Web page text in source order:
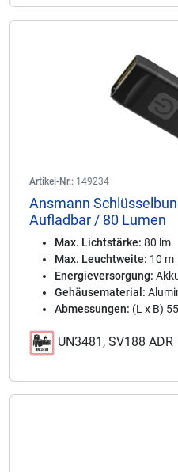
Artikel-Nr.: 149234
Ansmann
Aufladbar / 80 Lumen
Max. Lichtstärke: 80 lm
Max. Leuchtweite: 10 m
Energieversorgung:
Gehäusematerial:
Abmessungen: (L x B)
UN3481, SV188 ADR